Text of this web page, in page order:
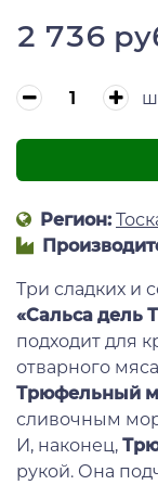
2 736
Регион:
Три сладких и
«Сальса дель
подходит для
отварного
Трюфельный
сливочным
И, наконец,
рукой. Она